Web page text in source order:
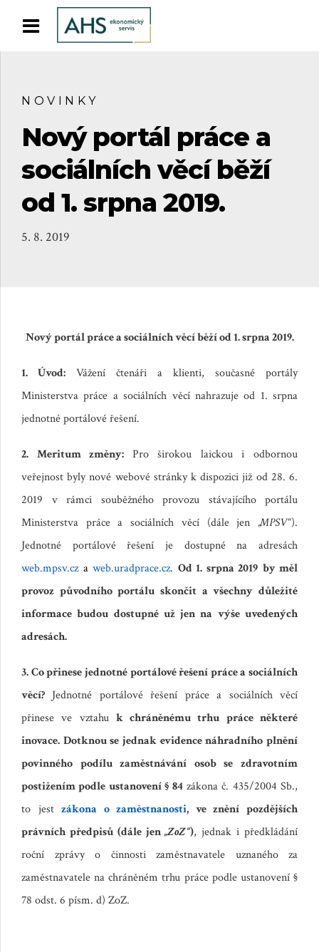
NOVINKY
Nový portál práce a
sociálních věcí běží
od 1. srpna 2019.
5. 8. 2019
Nový portál práce a sociálních věcí běží od 1. srpna 2019.
1. Úvod: Vážení čtenáři a klienti, současné portály
Ministerstva práce a sociálních věcí nahrazuje od 1. srpna
jednotné portálové řešení.
2. Meritum změny: Pro širokou laickou i odbornou
veřejnost byly nové webové stránky k dispozici již od 28. 6.
2019 v rámci souběžného provozu stávajícího portálu
Ministerstva práce a sociálních věcí (dále jen „MPSV“).
Jednotné portálové řešení je dostupné na adresách
web.mpsv.cza web.uradprace.cz. Od 1. srpna 2019 by měl
provoz původního portálu skončit a všechny důležité
informace budou dostupné už jen na výše uvedených
adresách.
3. Co přinese jednotné portálové řešení práce a sociálních
věcí? Jednotné portálové řešení práce a sociálních věcí
přinese ve vztahu k chráněnému trhu práce některé
inovace. Dotknou se jednak evidence náhradního plnění
povinného podílu zaměstnávání osob se zdravotním
postižením podle ustanovení § 84zákona č. 435/2004 Sb.,
to jestzákona o zaměstnanosti, ve znění pozdějších
právních předpisů(dále jen„ZoZ“), jednak i předkládání
roční zprávy o činnosti zaměstnavatele uznaného za
zaměstnavatele na chráněném trhu práce podle ustanovení §
78 odst. 6 písm. d) ZoZ.